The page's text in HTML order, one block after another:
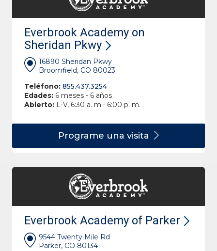
Everbrook Academy on
Sheridan Pkwy
16890 Sheridan Pkwy
Broomfield, CO 80023
Teléfono: 855.437.3254
Edades: 6 meses - 6 años
Abierto: L-V, 6:30 a. m.- 6:00 p. m.
Programe una visita
Everbrook Academy of Parker
9544 Twenty Mile Rd
Parker, CO 80134